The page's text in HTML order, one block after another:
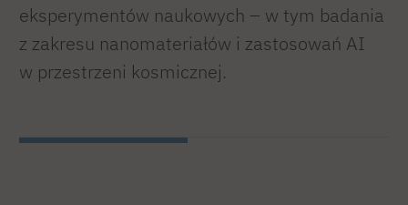
eksperymentów naukowych – w tym badania
z zakresu nanomateriałów i zastosowań AI
w przestrzeni kosmicznej.